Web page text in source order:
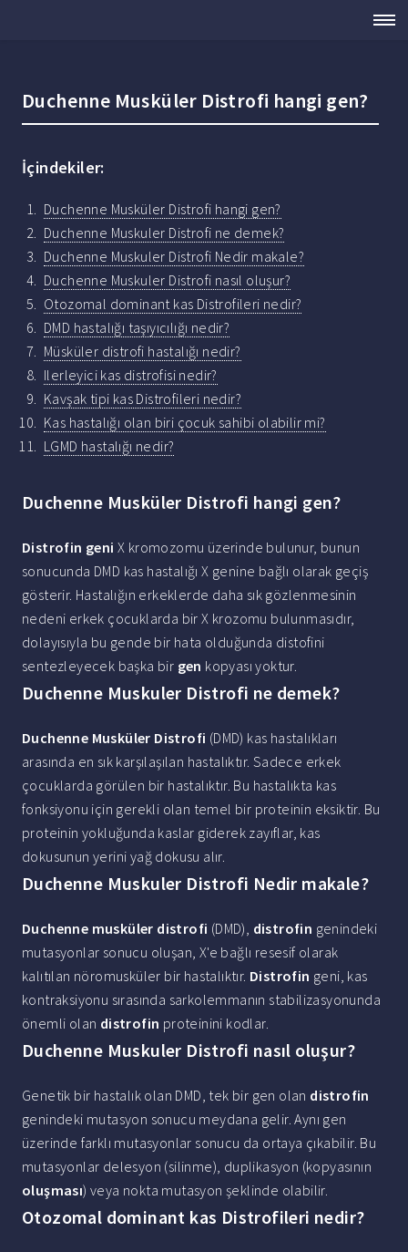
Duchenne Musküler Distrofi hangi gen?
İçindekiler:
Duchenne Musküler Distrofi hangi gen?
Duchenne Muskuler Distrofi ne demek?
Duchenne Muskuler Distrofi Nedir makale?
Duchenne Muskuler Distrofi nasıl oluşur?
Otozomal dominant kas Distrofileri nedir?
DMD hastalığı taşıyıcılığı nedir?
Müsküler distrofi hastalığı nedir?
Ilerleyici kas distrofisi nedir?
Kavşak tipi kas Distrofileri nedir?
Kas hastalığı olan biri çocuk sahibi olabilir mi?
LGMD hastalığı nedir?
Duchenne Musküler Distrofi hangi gen?
Distrofin geni X kromozomu üzerinde bulunur, bunun
sonucunda DMD kas hastalığı X genine bağlı olarak geçiş
gösterir. Hastalığın erkeklerde daha sık gözlenmesinin
nedeni erkek çocuklarda bir X krozomu bulunmasıdır,
dolayısıyla bu gende bir hata olduğunda distofini
sentezleyecek başka bir gen kopyası yoktur.
Duchenne Muskuler Distrofi ne demek?
Duchenne Musküler Distrofi (DMD) kas hastalıkları
arasında en sık karşılaşılan hastalıktır. Sadece erkek
çocuklarda görülen bir hastalıktır. Bu hastalıkta kas
fonksiyonu için gerekli olan temel bir proteinin eksiktir. Bu
proteinin yokluğunda kaslar giderek zayıflar, kas
dokusunun yerini yağ dokusu alır.
Duchenne Muskuler Distrofi Nedir makale?
Duchenne musküler distrofi (DMD), distrofin genindeki
mutasyonlar sonucu oluşan, X'e bağlı resesif olarak
kalıtılan nöromusküler bir hastalıktır. Distrofin geni, kas
kontraksiyonu sırasında sarkolemmanın stabilizasyonunda
önemli olan distrofin proteinini kodlar.
Duchenne Muskuler Distrofi nasıl oluşur?
Genetik bir hastalık olan DMD, tek bir gen olan distrofin
genindeki mutasyon sonucu meydana gelir. Aynı gen
üzerinde farklı mutasyonlar sonucu da ortaya çıkabilir. Bu
mutasyonlar delesyon (silinme), duplikasyon (kopyasının
oluşması) veya nokta mutasyon şeklinde olabilir.
Otozomal dominant kas Distrofileri nedir?